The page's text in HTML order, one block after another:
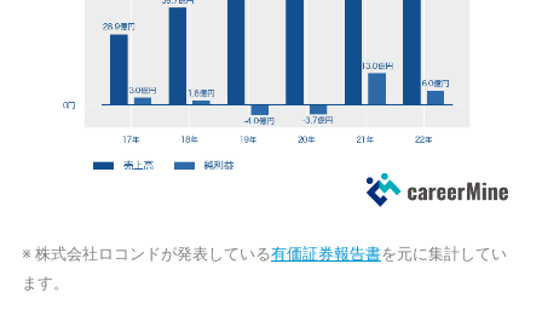
※ 株式会社ロコンドが発表している有価証券報告書を元に集計してい
ます。